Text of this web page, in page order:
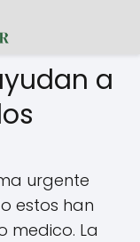
a
urgente
estos han
medico. La